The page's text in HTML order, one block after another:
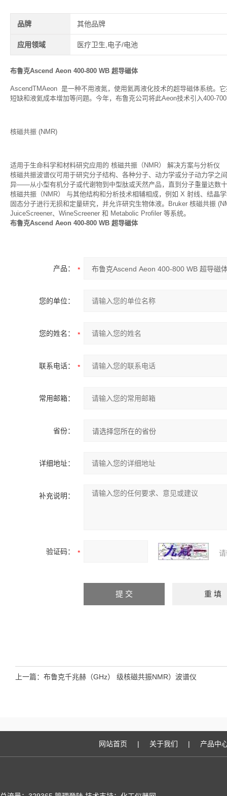
品牌 其他品牌
应用领域 医疗卫生,电子/电池
布鲁克Ascend Aeon 400-800 WB 超导磁体
AscendTMAeon 是一种不用液氮，使用氦再液化技术的超导磁体系统。
短缺和液氦成本增加等问题。今年，布鲁克公司将此Aeon技术引入400-
核磁共振 (NMR)
适用于生命科学和材料研究应用的 核磁共振（NMR） 解决方案与分析仪
核磁共振波谱仪可用于研究分子结构、各种分子、动力学或分子动力学
异——从小型有机分子或代谢物到中型肽或天然产品，直到分子重量达数
核磁共振（NMR） 与其他结构和分析技术相辅相成，例如 X 射线、结晶
固态分子进行无损和定量研究，并允许研究生物体液。Bruker 核磁共振
JuiceScreener、WineScreener 和 Metabolic Profiler 等系统。
布鲁克Ascend Aeon 400-800 WB 超导磁体
产品：
您的单位：
您的姓名：
联系电话：
常用邮箱：
省份：
详细地址：
补充说明：
验证码：
上一篇： 布鲁克千兆赫（GHz） 级核磁共振NMR）波谱仪
网站首页 | 关于我们 | 产品中